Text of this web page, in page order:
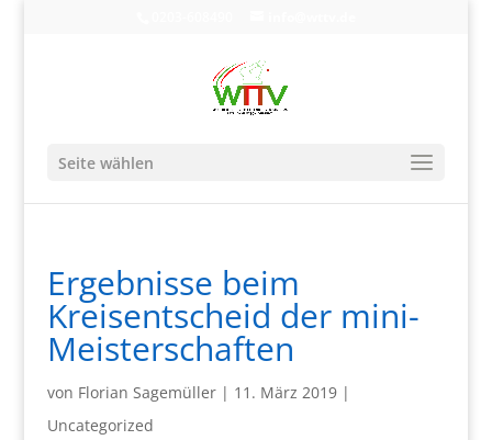
Seite wählen
Ergebnisse beim
Kreisentscheid der mini-
Meisterschaften
von Florian Sagemüller| 11. März 2019|
Uncategorized